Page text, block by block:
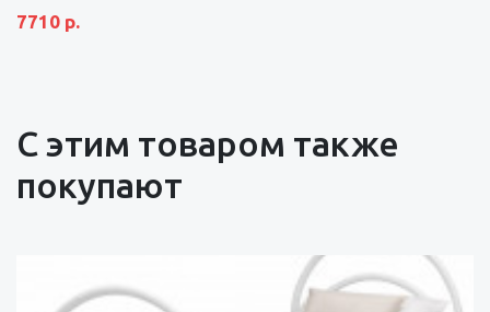
7710 р.
С этим товаром также
покупают